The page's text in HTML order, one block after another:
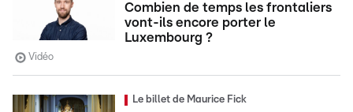
Combien de temps les frontaliers
vont-ils encore porter le
Luxembourg ?
Vidéo
Le billet de Maurice Fick